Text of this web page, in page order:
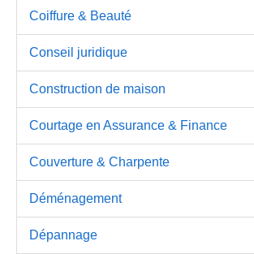
Coiffure & Beauté
Conseil juridique
Construction de maison
Courtage en Assurance & Finance
Couverture & Charpente
Déménagement
Dépannage